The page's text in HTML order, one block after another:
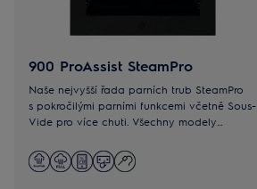
900 ProAssist SteamPro
Naše nejvyšší řada parních trub SteamPro
s pokročilými parními funkcemi včetně Sous-
Vide pro více chuti. Všechny modely
programům.